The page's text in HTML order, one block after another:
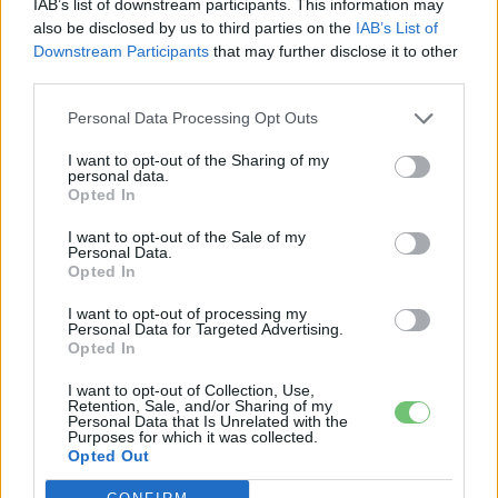
IAB’s list of downstream participants. This information may
also be disclosed by us to third parties on the IAB’s List of
Downstream Participants that may further disclose it to other
Personal Data Processing Opt Outs
I want to opt-out of the Sharing of my
personal data.
Opted In
I want to opt-out of the Sale of my
Personal Data.
Opted In
I want to opt-out of processing my
Personal Data for Targeted Advertising.
Opted In
I want to opt-out of Collection, Use,
Retention, Sale, and/or Sharing of my
Personal Data that Is Unrelated with the
Purposes for which it was collected.
Opted Out
Elektromosautó-töltés
Mi lehet a villámtöltés jövője a Fastned
szemszögéből
2018-06-23 0 hozzászólás
A holland illetőségű, elsősorban villámtöltőket üzemeltető társaság
egy rövid értekezést adott ki, amiben a villámtöltés jelenlegi és
kicsit jövőbeli sorsát is taglalja.